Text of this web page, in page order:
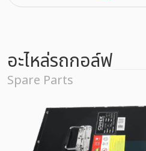
อะไหล่รถกอล์ฟ
Spare Parts